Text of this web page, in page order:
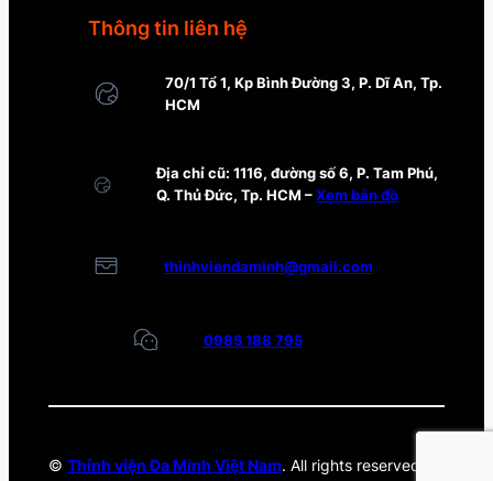
Thông tin liên hệ
70/1 Tổ 1, Kp Bình Đường 3, P. Dĩ An, Tp.
HCM
Địa chỉ cũ: 1116, đường số 6, P. Tam Phú,
Q. Thủ Đức, Tp. HCM –Xem bản đồ
thinhviendaminh@gmail.com
0985 188 795
© Thỉnh viện Đa Minh Việt Nam. All rights reserved.